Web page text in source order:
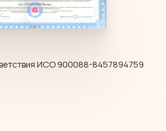
ИСО 900088-8457894759